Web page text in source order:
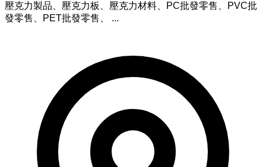
壓克力製品、壓克力板、壓克力材料、PC批發零售、PVC批
發零售、PET批發零售、 ...